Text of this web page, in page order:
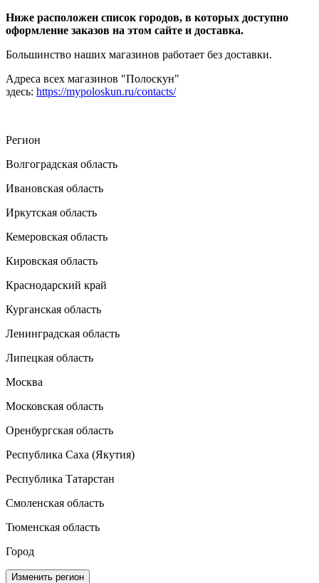
Ниже расположен список городов, в которых доступно
оформление заказов на этом сайте и доставка.
Большинство наших магазинов работает без доставки.
Адреса всех магазинов "Полоскун"
здесь: https://mypoloskun.ru/contacts/
Регион
Волгоградская область
Ивановская область
Иркутская область
Кемеровская область
Кировская область
Краснодарский край
Курганская область
Ленинградская область
Липецкая область
Москва
Московская область
Оренбургская область
Республика Саха (Якутия)
Республика Татарстан
Смоленская область
Тюменская область
Город
Изменить регион